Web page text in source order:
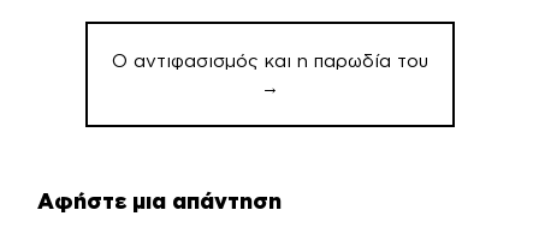
Ο αντιφασισμός και η παρωδία του
→
Αφήστε μια απάντηση